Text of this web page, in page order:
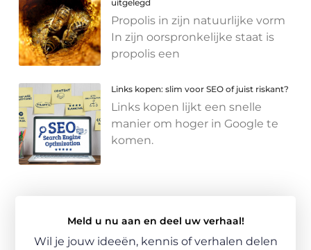
uitgelegd
Propolis in zijn natuurlijke vorm
In zijn oorspronkelijke staat is
propolis een
Links kopen: slim voor SEO of juist riskant?
Links kopen lijkt een snelle
manier om hoger in Google te
komen.
Meld u nu aan en deel uw verhaal!
Wil je jouw ideeën, kennis of verhalen delen